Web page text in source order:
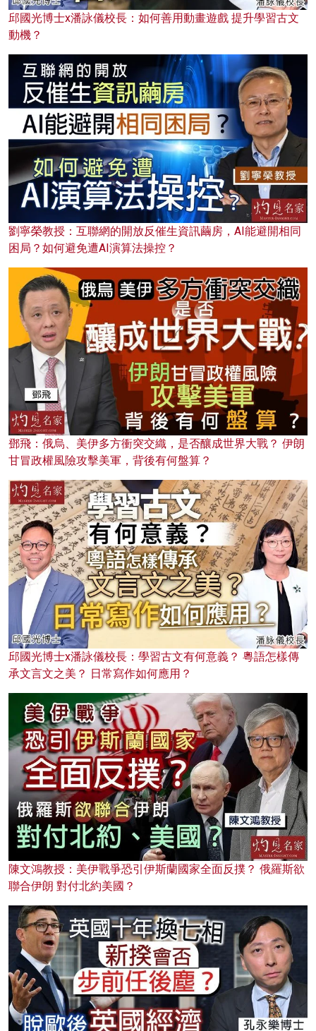
邱國光博士x潘詠儀校長：如何善用動畫遊戲 提升學習古文
動機？
劉寧榮教授：互聯網的開放反催生資訊繭房，AI能避開相同
困局？如何避免遭AI演算法操控？
鄧飛：俄烏、美伊多方衝突交織，是否釀成世界大戰？ 伊朗
甘冒政權風險攻擊美軍，背後有何盤算？
邱國光博士x潘詠儀校長：學習古文有何意義？ 粵語怎樣傳
承文言文之美？ 日常寫作如何應用？
陳文鴻教授：美伊戰爭恐引伊斯蘭國家全面反撲？ 俄羅斯欲
聯合伊朗 對付北約美國？